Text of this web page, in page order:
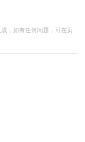
，如有任何问题，可在页